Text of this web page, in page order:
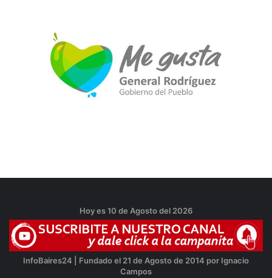
Hoy es 10 de Agosto del 2026
InfoBaires24 | Fundado el 21 de Agosto de 2014 por Ignacio
Campos